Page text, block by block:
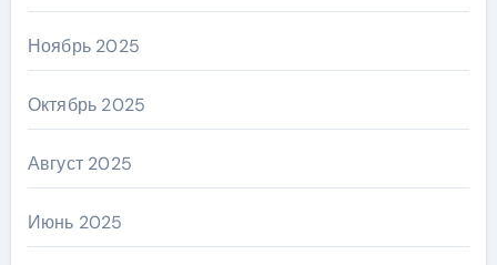
Ноябрь 2025
Октябрь 2025
Август 2025
Июнь 2025